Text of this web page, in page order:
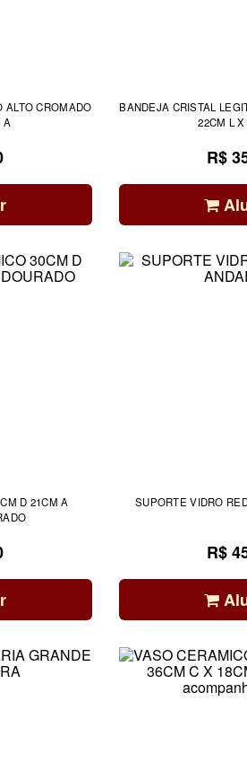
ALTO CROMADO
A
BANDEJA CRISTAL
22CM L
R$
D 21CM A
SUPORTE VIDRO
R$